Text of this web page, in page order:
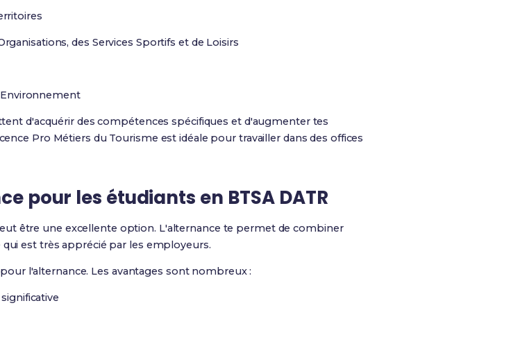
des Services Sportifs et de Loisirs
Environnement
d'acquérir des compétences spécifiques et d'augmenter tes
Pro Métiers du Tourisme est idéale pour travailler dans des offices
pour les étudiants en BTSA DATR
être une excellente option. L'alternance te permet de combiner
est très apprécié par les employeurs.
l'alternance. Les avantages sont nombreux :